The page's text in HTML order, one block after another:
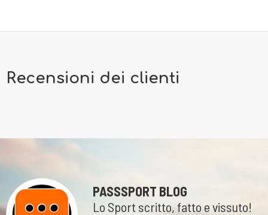
Recensioni dei clienti
PASSSPORT BLOG
Lo Sport scritto, fatto e vissuto!